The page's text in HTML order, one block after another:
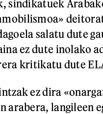
sindikatuek
salatu dute
ez dute inolako
kritikatu dute
ez dira
arabera, langileen